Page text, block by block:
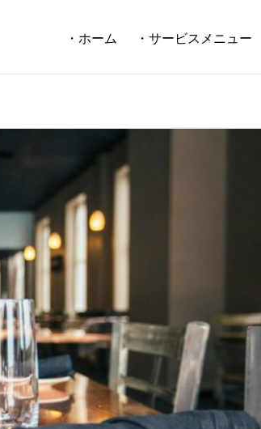
・ホーム ・サービスメニュー